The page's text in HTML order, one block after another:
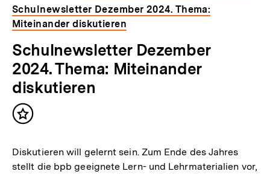
Schulnewsletter Dezember 2024. Thema:
Miteinander diskutieren
Schulnewsletter Dezember
2024. Thema: Miteinander
diskutieren
Inhalt
Diskutieren will gelernt sein. Zum Ende des Jahres
stellt die bpb geeignete Lern- und Lehrmaterialien vor,